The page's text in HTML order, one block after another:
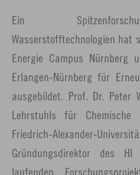
Ein
Wasserstofftechnologien hat
Energie Campus Nürnberg
Erlangen-Nürnberg für
ausgebildet. Prof. Dr. Peter
Lehrstuhls für Chemische
Friedrich-Alexander-
Gründungsdirektor des
laufenden